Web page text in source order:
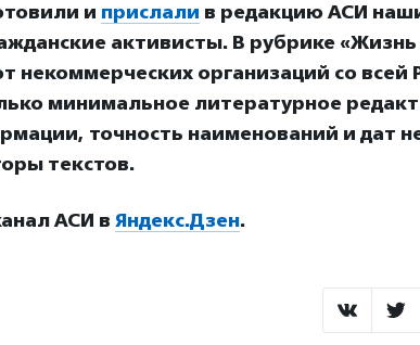
и прислали в редакцию АСИ
активисты. В рубрике
некоммерческих организаций со всей
минимальное литературное
точность наименований и дат
текстов.
АСИ в Яндекс.Дзен.